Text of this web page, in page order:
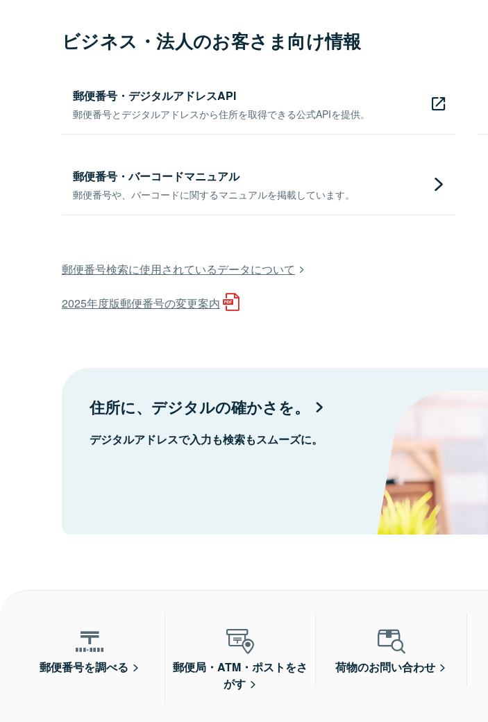
ビジネス・法人のお客さま向け情報
郵便番号・デジタルアドレスAPI
郵便番号とデジタルアドレスから住所を取得できる公式APIを提供。
郵便番号・バーコードマニュアル
郵便番号や、バーコードに関するマニュアルを掲載しています。
郵便番号検索に使用されているデータについて
2025年度版郵便番号の変更案内
住所に、デジタルの確かさを。
デジタルアドレスで入力も検索もスムーズに。
郵便番号を調べる
郵便局・ATM・ポストをさ
がす
荷物のお問い合わせ